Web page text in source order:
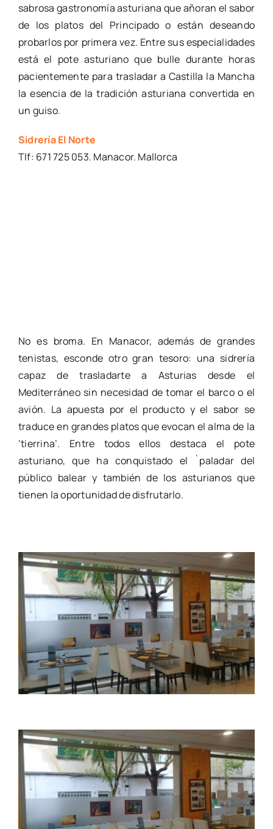
sabrosa gastronomía asturiana que añoran el sabor
de los platos del Principado o están deseando
probarlos por primera vez. Entre sus especialidades
está el pote asturiano que bulle durante horas
pacientemente para trasladar a Castilla la Mancha
la esencia de la tradición asturiana convertida en
un guiso.
Sidrería El Norte
Tlf: 671 725 053. Manacor. Mallorca
No es broma. En Manacor, además de grandes
tenistas, esconde otro gran tesoro: una sidrería
capaz de trasladarte a Asturias desde el
Mediterráneo sin necesidad de tomar el barco o el
avión. La apuesta por el producto y el sabor se
traduce en grandes platos que evocan el alma de la
‘tierrina’. Entre todos ellos destaca el pote
asturiano, que ha conquistado el `paladar del
público balear y también de los asturianos que
tienen la oportunidad de disfrutarlo.